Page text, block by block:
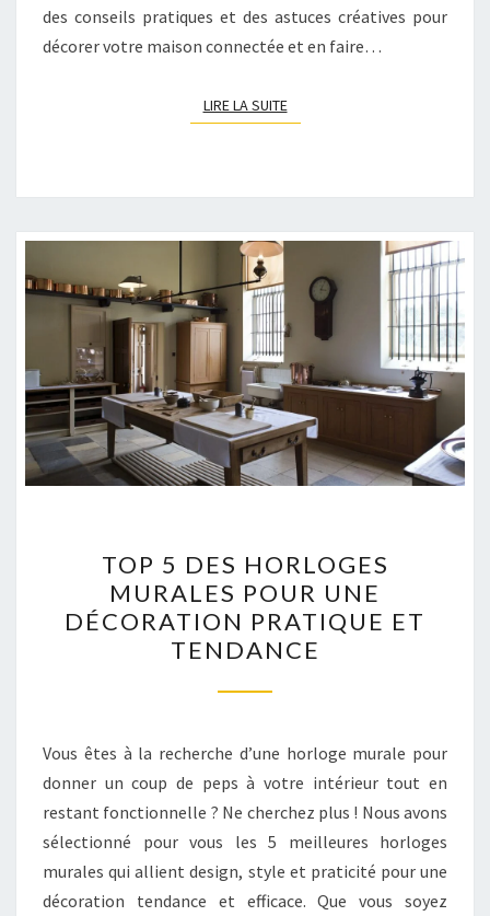
des conseils pratiques et des astuces créatives pour
décorer votre maison connectée et en faire…
LIRE LA SUITELIRE LA SUITE
5
DES
HORLOGES
MURALES
POUR
DÉCORATION
PRATIQUE
ET
TENDANCE
TOP 5 DES HORLOGES
MURALES POUR UNE
DÉCORATION PRATIQUE ET
TENDANCE
Vous êtes à la recherche d’une horloge murale pour
donner un coup de peps à votre intérieur tout en
restant fonctionnelle ? Ne cherchez plus ! Nous avons
sélectionné pour vous les 5 meilleures horloges
murales qui allient design, style et praticité pour une
décoration tendance et efficace. Que vous soyez